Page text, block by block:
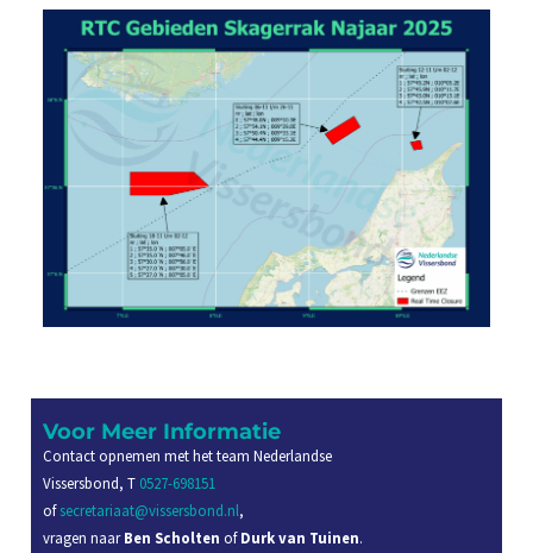
Voor Meer Informatie
Contact opnemen met het team Nederlandse
Vissersbond, T 0527-698151
ofsecretariaat@vissersbond.nl,
vragen naarBen Scholten ofDurk van Tuinen.